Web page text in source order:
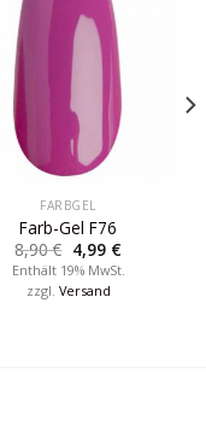
FARBGEL
Farb-Gel F76
8,90€ 4,99 €
Enthält 19% MwSt.
zzgl. Versand